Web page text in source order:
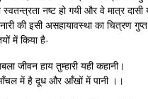
स्वतन्त्रता नष्ट हो गयी और वे मात्र दासी
की इसी असहायावस्था का चित्रण
में किया है-
जीवन हाय तुम्हारी यही कहानी।
में है दूध और आँखों में पानी ।।